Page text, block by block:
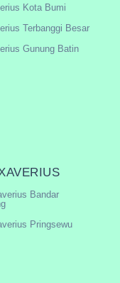
Kota Bumi
Terbanggi Besar
Gunung Batin
Bandar
Pringsewu